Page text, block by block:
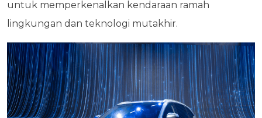
untuk memperkenalkan kendaraan ramah
lingkungan dan teknologi mutakhir.